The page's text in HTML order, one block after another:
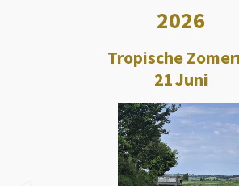
2026
Tropische
21 Juni